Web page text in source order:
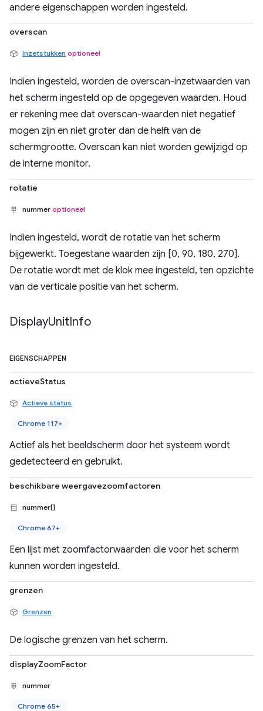
andere eigenschappen worden ingesteld.
overscan
Inzetstukken optioneel
Indien ingesteld, worden de overscan-inzetwaarden van
het scherm ingesteld op de opgegeven waarden. Houd
er rekening mee dat overscan-waarden niet negatief
mogen zijn en niet groter dan de helft van de
schermgrootte. Overscan kan niet worden gewijzigd op
de interne monitor.
rotatie
nummer optioneel
Indien ingesteld, wordt de rotatie van het scherm
bijgewerkt. Toegestane waarden zijn [0, 90, 180, 270].
De rotatie wordt met de klok mee ingesteld, ten opzichte
van de verticale positie van het scherm.
DisplayUnitInfo
EIGENSCHAPPEN
actieveStatus
Actieve status
Chrome 117+
Actief als het beeldscherm door het systeem wordt
gedetecteerd en gebruikt.
beschikbare weergavezoomfactoren
nummer[]
Chrome 67+
Een lijst met zoomfactorwaarden die voor het scherm
kunnen worden ingesteld.
grenzen
Grenzen
De logische grenzen van het scherm.
displayZoomFactor
nummer
Chrome 65+